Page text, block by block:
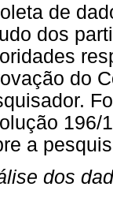
de
dos
do
196/
a
dos